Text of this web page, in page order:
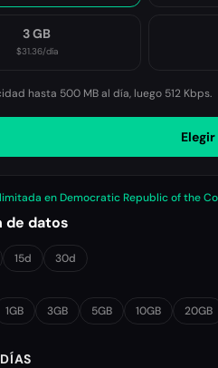
3 GB
$31.36/día
hasta 500 MB al día, luego 512 Kbps.
en Democratic Republic of the
de datos
15d 30d
1GB 3GB 5GB 10GB 20GB